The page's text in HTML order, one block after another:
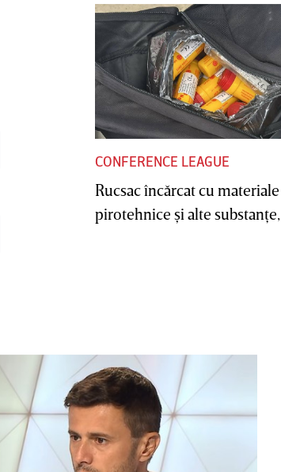
CONFERENCE LEAGUE
Rucsac încărcat cu materiale
pirotehnice şi alte substanţe,